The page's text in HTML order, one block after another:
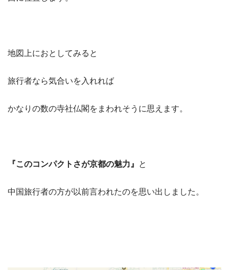
地図上におとしてみると
旅行者なら気合いを入れれば
かなりの数の寺社仏閣をまわれそうに思えます。
『このコンパクトさが京都の魅力』 と
中国旅行者の方が以前言われたのを思い出しました。